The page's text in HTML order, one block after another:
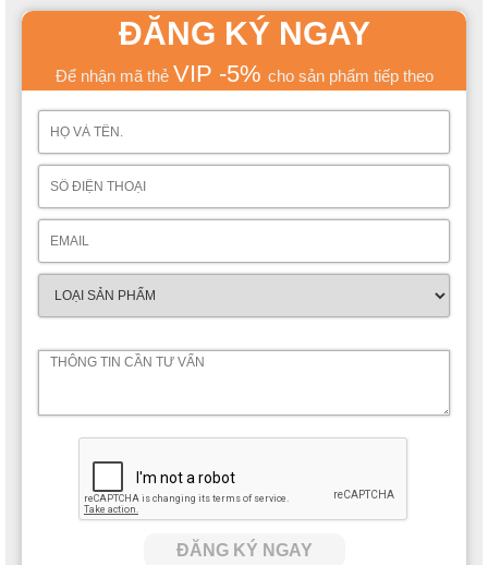
ĐĂNG KÝ NGAY
Để nhận mã thẻ VIP -5% cho sản phẩm tiếp theo
ĐĂNG KÝ NGAY